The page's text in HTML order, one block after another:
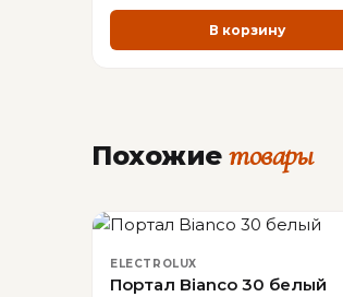
В корзину
Похожие товары
ELECTROLUX
Портал Bianco 30 белый